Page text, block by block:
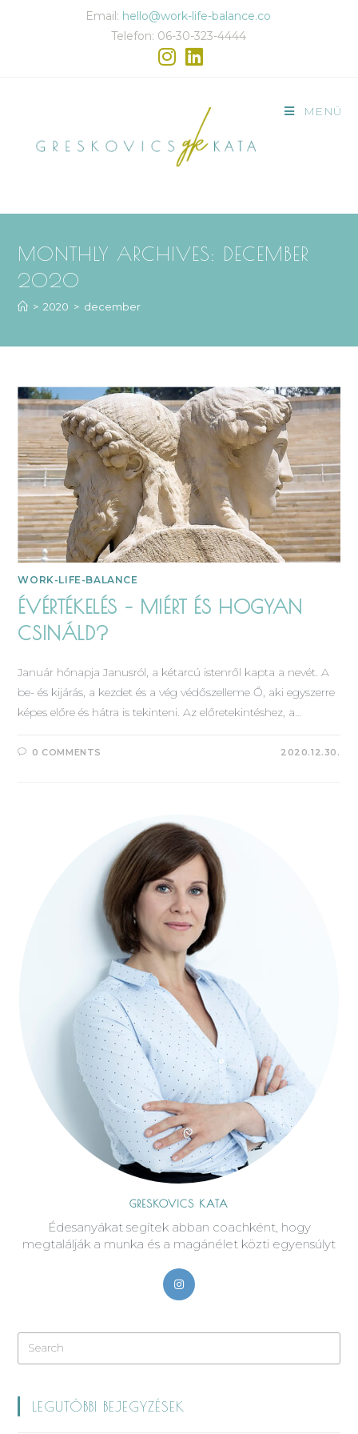
Email: hello@work-life-balance.co
Telefon: 06-30-323-4444
MENÜ
MONTHLY ARCHIVES: DECEMBER
2020
> 2020 > december
WORK-LIFE-BALANCE
ÉVÉRTÉKELÉS – MIÉRT ÉS HOGYAN
CSINÁLD?
Január hónapja Janusról, a kétarcú istenről kapta a nevét. A
be- és kijárás, a kezdet és a vég védőszelleme Ő, aki egyszerre
képes előre és hátra is tekinteni. Az előretekintéshez, a…
0 COMMENTS 2020.12.30.
GRESKOVICS KATA
Édesanyákat segítek abban coachként, hogy
megtalálják a munka és a magánélet közti egyensúlyt
LEGUTÓBBI BEJEGYZÉSEK